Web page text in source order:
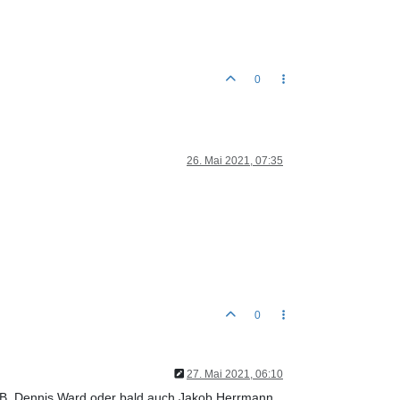
0
26. Mai 2021, 07:35
0
27. Mai 2021, 06:10
Dennis Ward oder bald auch Jakob Herrmann.